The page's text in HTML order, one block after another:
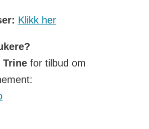
Klikk her
Trinefor tilbud om